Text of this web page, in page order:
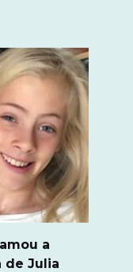
a
de Julia